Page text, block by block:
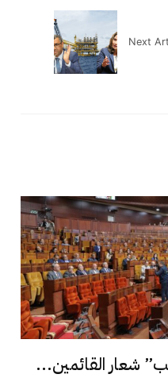
Next
شعار القائمين...